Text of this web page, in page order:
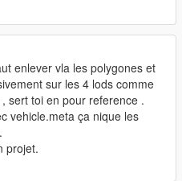
enlever vla les polygones et
sur les 4 lods comme
sert toi en pour reference .
vehicle.meta ça nique les
projet.